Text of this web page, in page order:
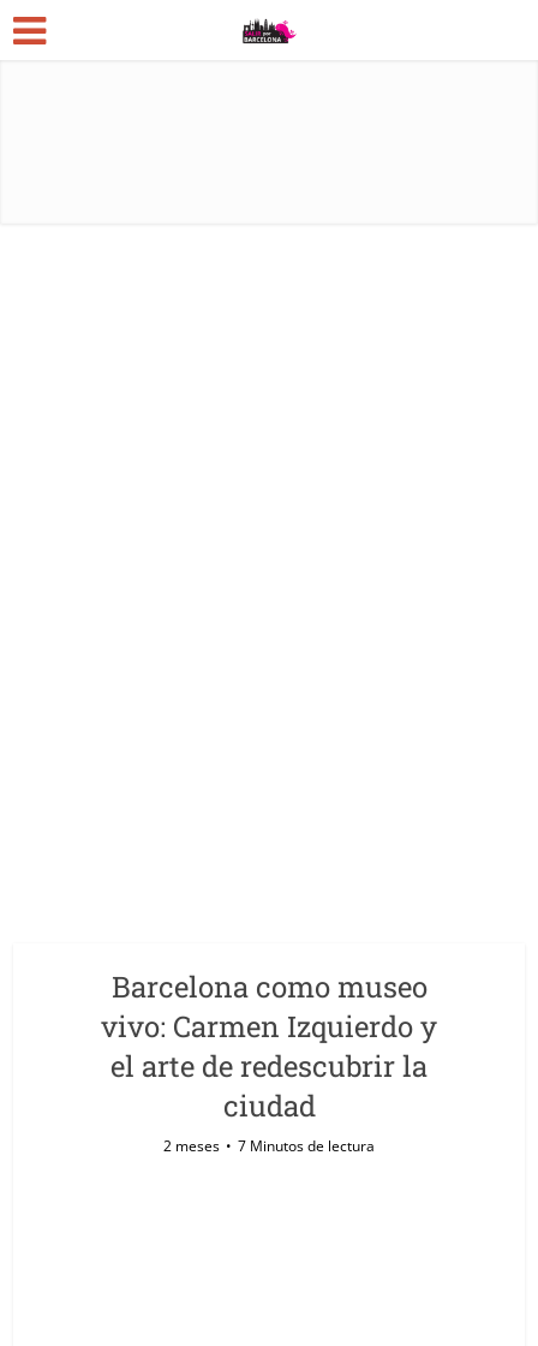
Barcelona como museo
vivo: Carmen Izquierdo y
el arte de redescubrir la
ciudad
2 meses 7 Minutos de lectura